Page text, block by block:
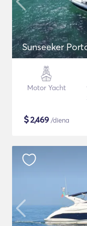
Sunseeker
Motor Yacht
$2,469 /diena